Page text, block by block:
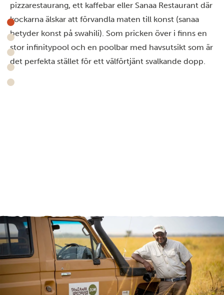
pizzarestaurang, ett kaffebar eller Sanaa Restaurant där
kockarna älskar att förvandla maten till konst (sanaa
betyder konst på swahili). Som pricken över i finns en
stor infinitypool och en poolbar med havsutsikt som är
det perfekta stället för ett välförtjänt svalkande dopp.